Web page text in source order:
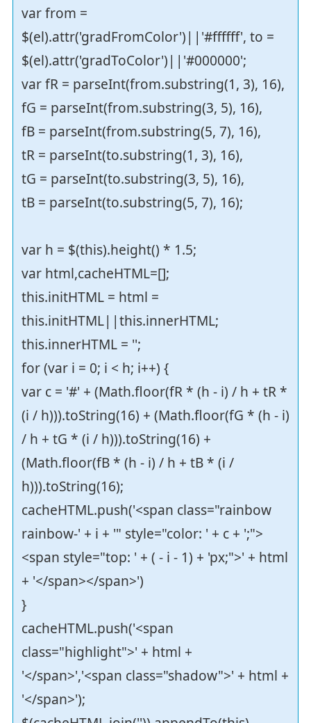
var from =
$(el).attr('gradFromColor')||'#ffffff', to =
$(el).attr('gradToColor')||'#000000';
var fR = parseInt(from.substring(1, 3), 16),
fG = parseInt(from.substring(3, 5), 16),
fB = parseInt(from.substring(5, 7), 16),
tR = parseInt(to.substring(1, 3), 16),
tG = parseInt(to.substring(3, 5), 16),
tB = parseInt(to.substring(5, 7), 16);
var h = $(this).height() * 1.5;
var html,cacheHTML=[];
this.initHTML = html =
this.initHTML||this.innerHTML;
this.innerHTML = '';
for (var i = 0; i < h; i++) {
var c = '#' + (Math.floor(fR * (h - i) / h + tR *
(i / h))).toString(16) + (Math.floor(fG * (h - i)
/ h + tG * (i / h))).toString(16) +
(Math.floor(fB * (h - i) / h + tB * (i /
h))).toString(16);
cacheHTML.push('<span class="rainbow
rainbow-' + i + '" style="color: ' + c + ';">
<span style="top: ' + ( - i - 1) + 'px;">' + html
+ '</span></span>')
}
cacheHTML.push('<span
class="highlight">' + html +
'</span>','<span class="shadow">' + html +
'</span>');